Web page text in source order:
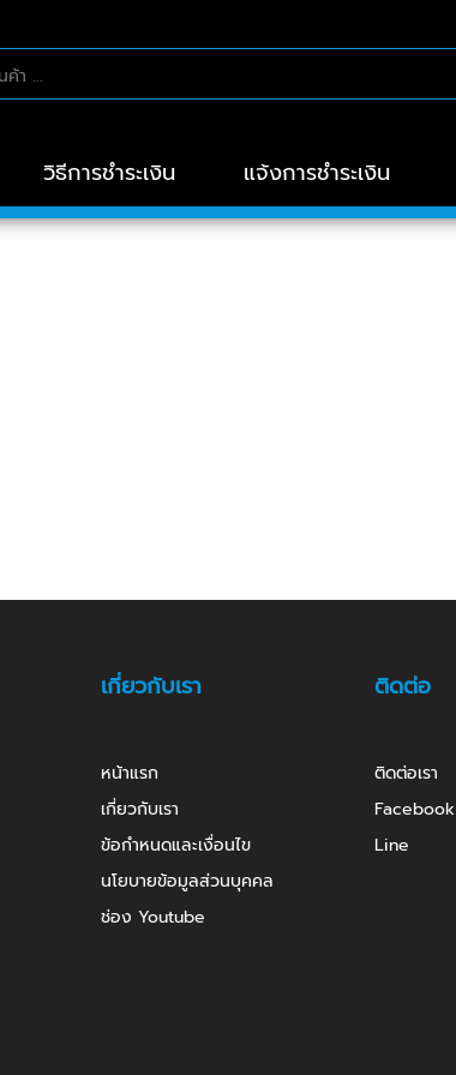
วิธีการชำระเงิน แจ้งการชำระเงิน
เกี่ยวกับเรา
หน้าแรก
เกี่ยวกับเรา
ข้อกำหนดและเงื่อนไข
นโยบายข้อมูลส่วนบุคคล
ช่อง Youtube
ติดต่อ
ติดต่อเรา
Facebook
Line